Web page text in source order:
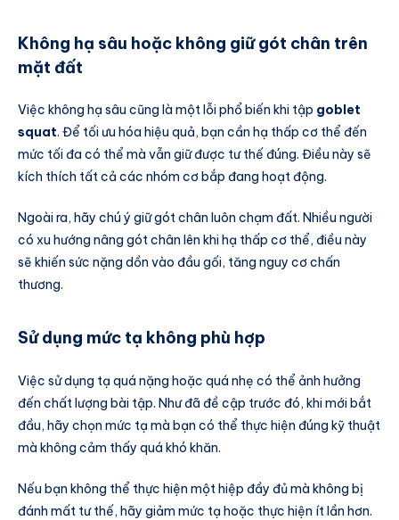
Không hạ sâu hoặc không giữ gót chân trên
mặt đất
Việc không hạ sâu cũng là một lỗi phổ biến khi tập goblet
squat. Để tối ưu hóa hiệu quả, bạn cần hạ thấp cơ thể đến
mức tối đa có thể mà vẫn giữ được tư thế đúng. Điều này sẽ
kích thích tất cả các nhóm cơ bắp đang hoạt động.
Ngoài ra, hãy chú ý giữ gót chân luôn chạm đất. Nhiều người
có xu hướng nâng gót chân lên khi hạ thấp cơ thể, điều này
sẽ khiến sức nặng dồn vào đầu gối, tăng nguy cơ chấn
thương.
Sử dụng mức tạ không phù hợp
Việc sử dụng tạ quá nặng hoặc quá nhẹ có thể ảnh hưởng
đến chất lượng bài tập. Như đã đề cập trước đó, khi mới bắt
đầu, hãy chọn mức tạ mà bạn có thể thực hiện đúng kỹ thuật
mà không cảm thấy quá khó khăn.
Nếu bạn không thể thực hiện một hiệp đầy đủ mà không bị
đánh mất tư thế, hãy giảm mức tạ hoặc thực hiện ít lần hơn.